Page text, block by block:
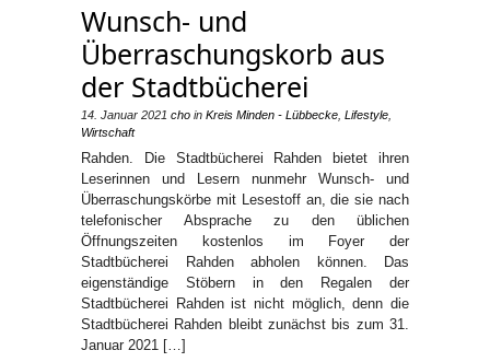
Wunsch- und
Überraschungskorb aus
der Stadtbücherei
14. Januar 2021 cho in Kreis Minden - Lübbecke Lifestyle
Wirtschaft
Rahden. Die Stadtbücherei Rahden bietet ihren
Leserinnen und Lesern nunmehr Wunsch- und
Überraschungskörbe mit Lesestoff an, die sie nach
telefonischer Absprache zu den üblichen
Öffnungszeiten kostenlos im Foyer der
Stadtbücherei Rahden abholen können. Das
eigenständige Stöbern in den Regalen der
Stadtbücherei Rahden ist nicht möglich, denn die
Stadtbücherei Rahden bleibt zunächst bis zum 31.
Januar 2021 […]